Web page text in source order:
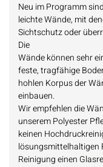
Neu im Programm
leichte Wände, mit
Sichtschutz oder
Die
Wände können sehr
feste, tragfähige
hohlen Korpus der
einbauen.
Wir empfehlen die
unserem Polyester
keinen
lösungsmittelhaltigen
Reinigung einen